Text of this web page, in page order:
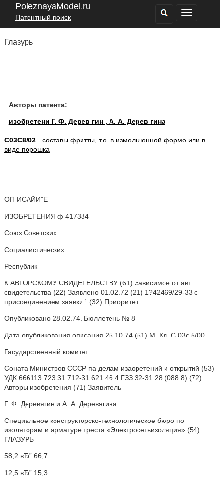
PoleznayaModel.ru
Патентный поиск
Глазурь
Авторы патента:
изобретени Г. Ф. Дерев гин , А. А. Дерев гина
C03C8/02- составы фритты, т.е. в измельченной форме или в
виде порошка
ОП ИСАЙИ"Е
ИЗОБРЕТЕНИЯ ф 417384
Союз Советских
Социалистических
Республик
К АВТОРСКОМУ СВИДЕТЕЛЬСТВУ (61) Зависимое от авт.
свидетельства (22) Заявлено 01.02.72 (21) 1?42469/29-33 с
присоединением заявки ¹ (32) Приоритет
Опубликовано 28.02.74. Бюллетень № 8
Дата опубликования описания 25.10.74 (51) М. Кл. С 03с 5/00
Гасударственный комитет
Соната Министров СССР па делам изаоретений и открытий (53)
УДК 666113 723 31 712-31 621 46 4 ГЗЗ 32-31 28 (088.8) (72)
Авторы изобретения (71) Заявитель
Г. Ф. Деревягин и А. А. Деревягина
Специальное конструкторско-технологическое бюро по
изоляторам и арматуре треста «Электросетьизоляция» (54)
ГЛАЗУРЬ
58,2 вЂ” 66,7
12,5 вЂ” 15,3